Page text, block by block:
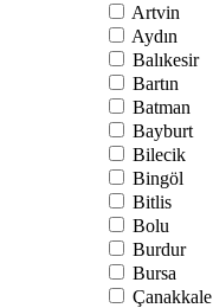
Artvin
Aydın
Balıkesir
Bartın
Batman
Bayburt
Bilecik
Bingöl
Bitlis
Bolu
Burdur
Bursa
Çanakkale